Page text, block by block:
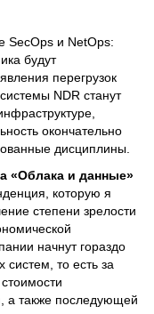
SecOps и NetOps:
будут
перегрузок
NDR станут
окончательно
дисциплины.
«Облака и данные»
которую я
степени зрелости
начнут гораздо
систем, то есть за
а также последующей